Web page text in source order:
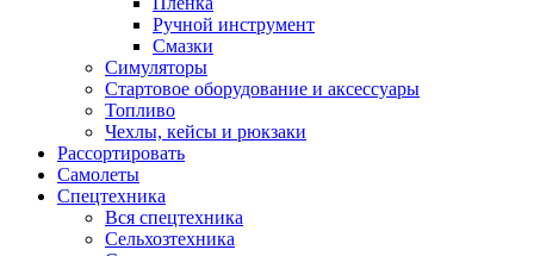
Ручной инструмент
Смазки
Симуляторы
Стартовое оборудование и аксессуары
Топливо
Чехлы, кейсы и рюкзаки
Рассортировать
Самолеты
Спецтехника
Вся спецтехника
Сельхозтехника